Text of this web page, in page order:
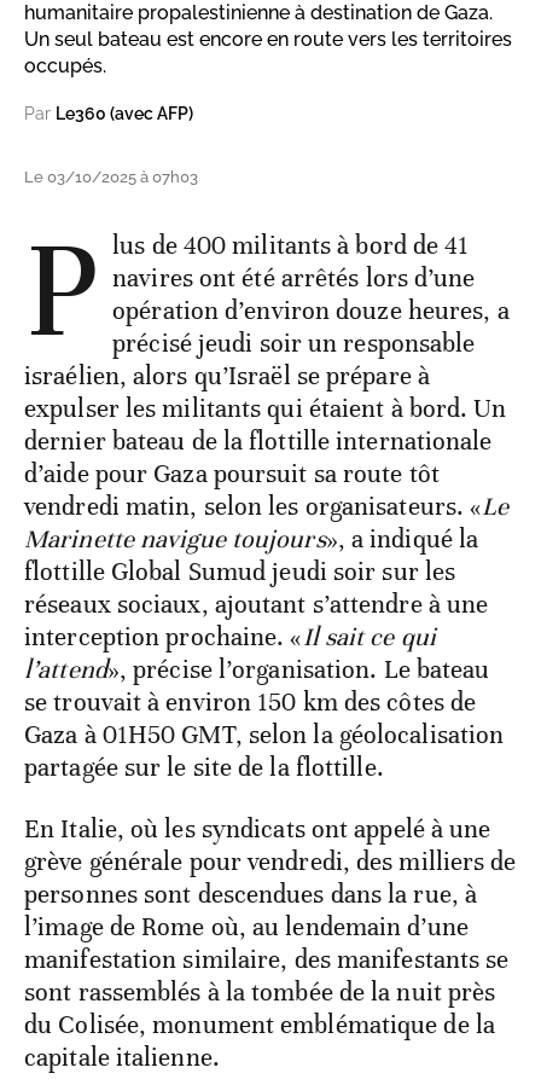
humanitaire propalestinienne à destination de Gaza.
Un seul bateau est encore en route vers les territoires
occupés.
Par Le360 (avec AFP)
Le 03/10/2025 à 07h03
P lus de 400 militants à bord de 41
navires ont été arrêtés lors d’une
opération d’environ douze heures, a
précisé jeudi soir un responsable
israélien, alors qu’Israël se prépare à
expulser les militants qui étaient à bord. Un
dernier bateau de la flottille internationale
d’aide pour Gaza poursuit sa route tôt
vendredi matin, selon les organisateurs. «Le
Marinette navigue toujours», a indiqué la
flottille Global Sumud jeudi soir sur les
réseaux sociaux, ajoutant s’attendre à une
interception prochaine. «Il sait ce qui
l’attend», précise l’organisation. Le bateau
se trouvait à environ 150 km des côtes de
Gaza à 01H50 GMT, selon la géolocalisation
partagée sur le site de la flottille.
En Italie, où les syndicats ont appelé à une
grève générale pour vendredi, des milliers de
personnes sont descendues dans la rue, à
l’image de Rome où, au lendemain d’une
manifestation similaire, des manifestants se
sont rassemblés à la tombée de la nuit près
du Colisée, monument emblématique de la
capitale italienne.